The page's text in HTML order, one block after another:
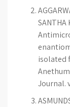
SANTHA
isolated
Journal.